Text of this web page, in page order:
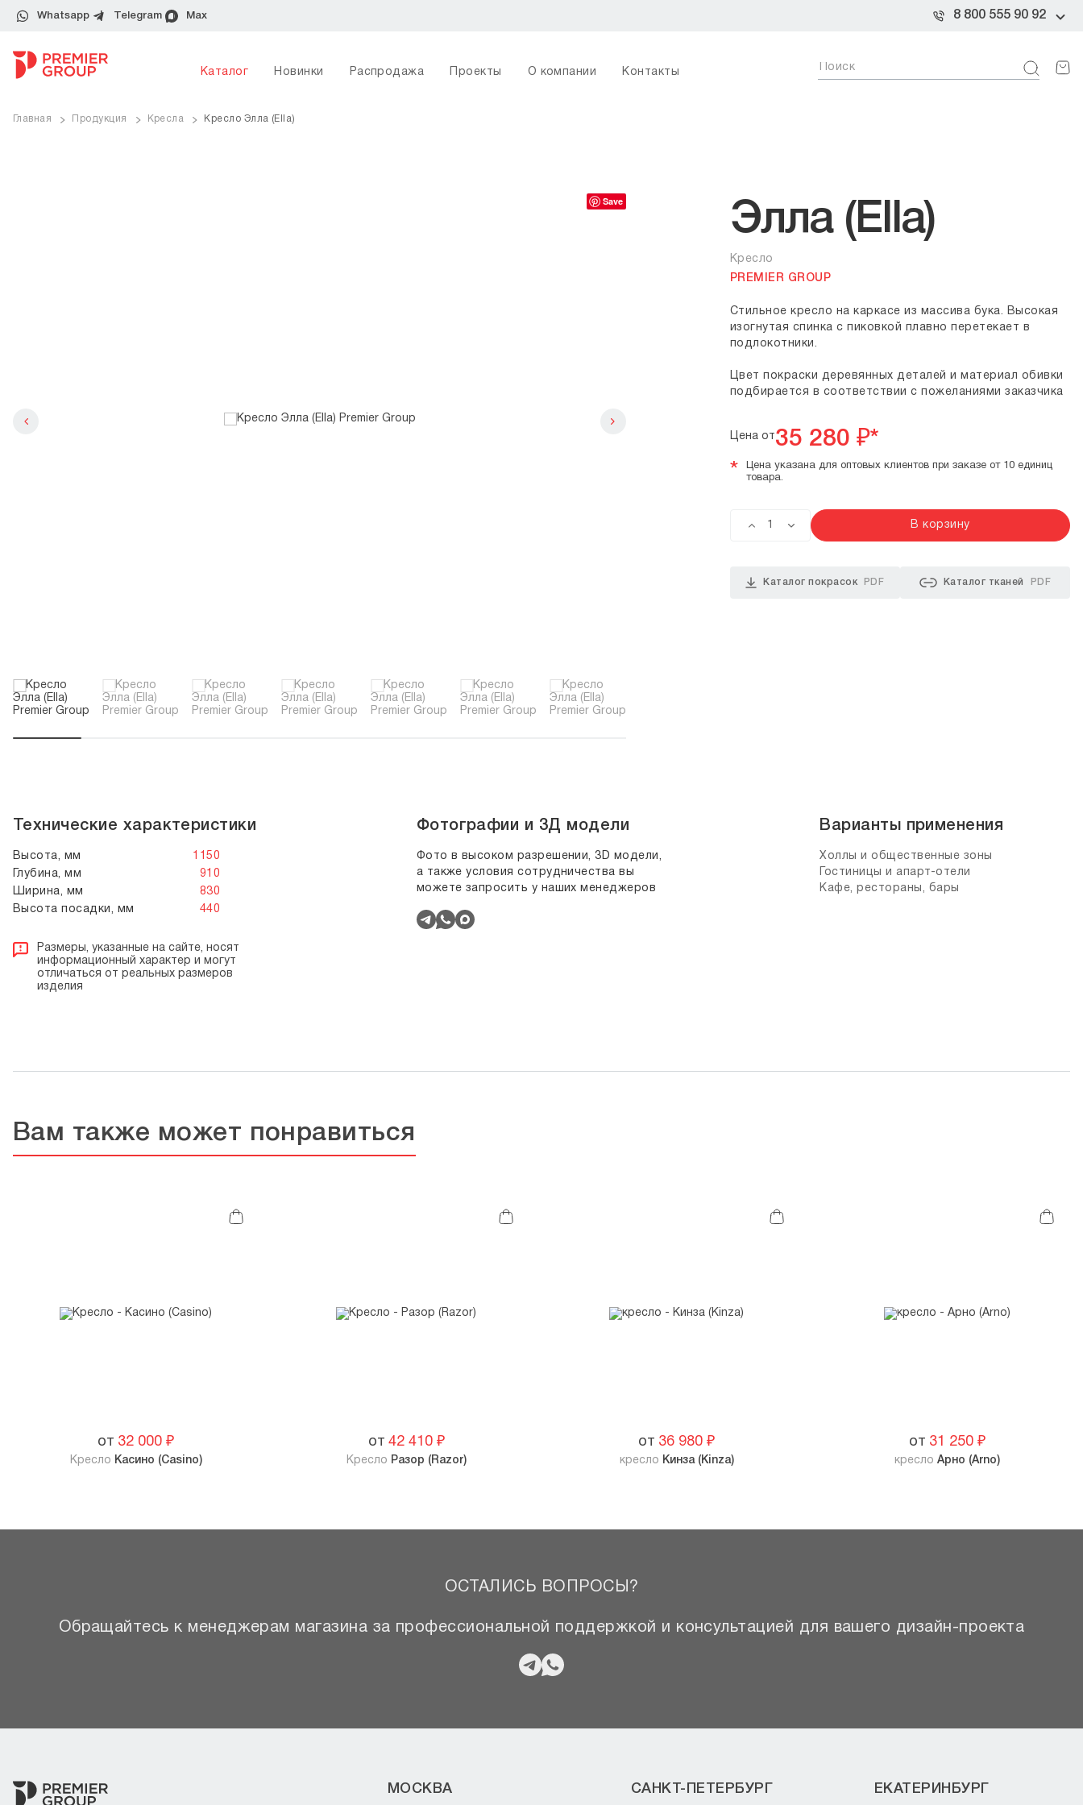
Whatsapp Telegram Max 8 800 555 90 92
Каталог Новинки Распродажа Проекты О компании Контакты
Главная Продукция Кресла Кресло Элла (Ella)
Save Элла (Ella)
Кресло
PREMIER GROUP
Стильное кресло на каркасе из массива бука. Высокая
изогнутая спинка с пиковкой плавно перетекает в
подлокотники.
Цвет покраски деревянных деталей и материал обивки
подбирается в соответствии с пожеланиями заказчика
Цена от35 280 ₽*
*
Цена указана для оптовых клиентов при заказе от 10 единиц
товара.
В корзину
Каталог покрасок PDF Каталог тканей PDF
Технические характеристики
Высота, мм
1150
Глубина, мм
910
Ширина, мм
830
Высота посадки, мм
440
Размеры, указанные на сайте, носят
информационный характер и могут
отличаться от реальных размеров
изделия
Фотографии и 3Д модели
Фото в высоком разрешении, 3D модели,
а также условия сотрудничества вы
можете запросить у наших менеджеров
Варианты применения
Холлы и общественные зоны
Гостиницы и апарт-отели
Кафе, рестораны, бары
Вам также может понравиться
от 32 000 ₽
Кресло Касино (Casino)
от 42 410₽
Кресло Разор (Razor)
от 36 980 ₽
кресло Кинза (Kinza)
от 31 250₽
кресло Арно (Arno)
ОСТАЛИСЬ ВОПРОСЫ?
Обращайтесь к менеджерам магазина за профессиональной поддержкой и консультацией для вашего дизайн-проекта
МОСКВА САНКТ-ПЕТЕРБУРГ ЕКАТЕРИНБУРГ